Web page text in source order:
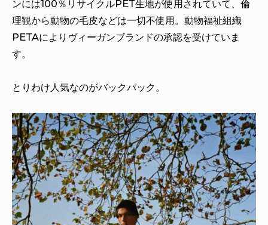
ンには100％リサイクルPET生地が使用されていて、倫
理観から動物の毛皮などは一切不使用。動物福祉組織
PETAによりヴィーガンブランドの承認を受けていま
す。
とりわけ人気なのがバックパック。